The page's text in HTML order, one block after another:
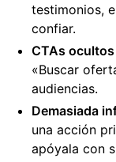
testimonios,
confiar.
CTAs
«Buscar
audiencias.
Demasiada
una acción
apóyala con